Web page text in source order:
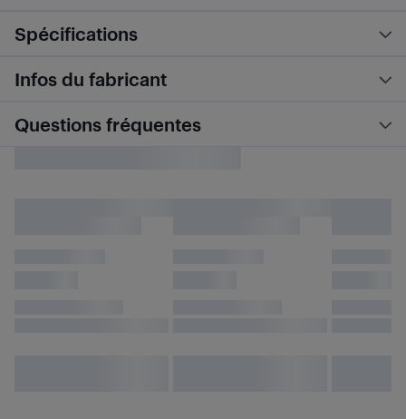
Spécifications
Infos du fabricant
Questions fréquentes